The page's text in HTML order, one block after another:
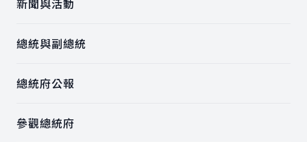
新聞與活動
總統與副總統
總統府公報
參觀總統府